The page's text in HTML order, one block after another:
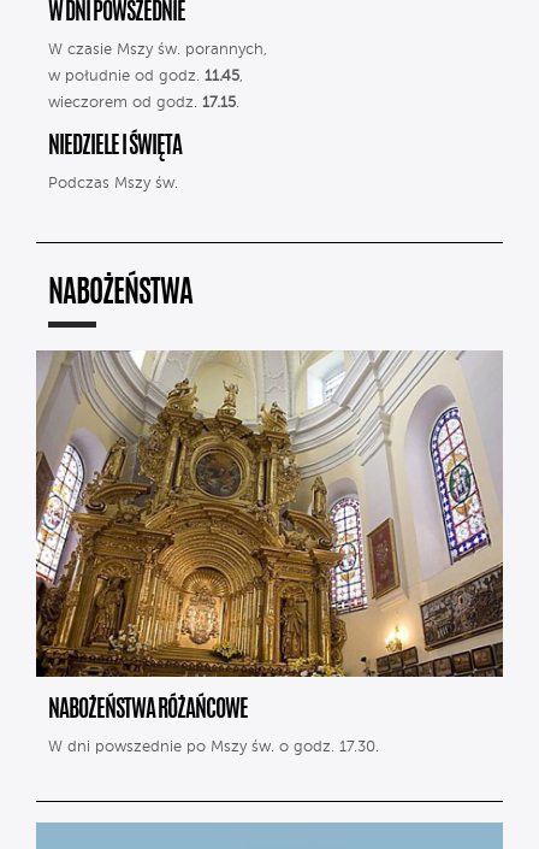
W DNI POWSZEDNIE
W czasie Mszy św. porannych,
w południe od godz. 11.45,
wieczorem od godz. 17.15.
NIEDZIELE I ŚWIĘTA
Podczas Mszy św.
NABOŻEŃSTWA
NABOŻEŃSTWA RÓŻAŃCOWE
W dni powszednie po Mszy św. o godz. 17.30.